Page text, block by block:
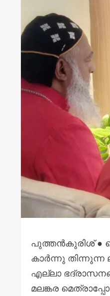
പുത്തൻകുരിശ് ●
കാർന്നു
എല്ലാ
മലങ്കര